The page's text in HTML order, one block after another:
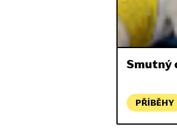
Smutný
PŘÍBĚHY